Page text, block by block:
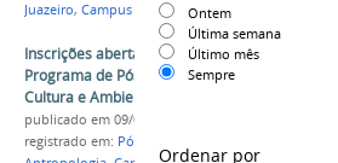
Ontem
Última semana
Último mês
Sempre
Ordenar por
Juazeiro, Campus Sede,Pesquisa
Inscrições abertas para seleção discente para o
Programa de Pós-Graduação em Política,
Cultura e Ambiente da Univasf
publicado em 09/09/2025
registrado em: Pós-Graduação